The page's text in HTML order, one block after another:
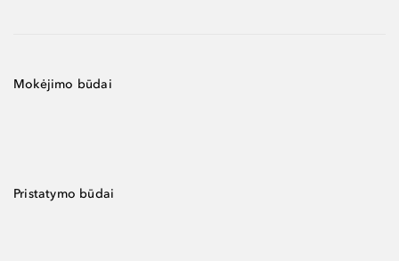
Mokėjimo būdai
Pristatymo būdai